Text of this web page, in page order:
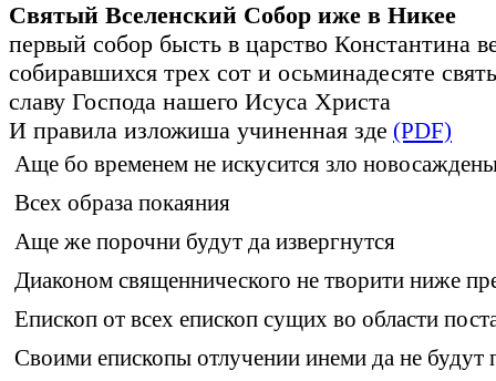
Святый Вселенский Собор иже в Никее
первый собор бысть в царство Константина
собиравшихся трех сот и осьминадесяте
славу Господа нашего Исуса Христа
И правила изложиша учиненная зде (PDF)
Аще бо временем не искусится зло
Всех образа покаяния
Аще же порочни будут да извергнутся
Диаконом священнического не творити ниже
Епископ от всех епископ сущих во области
Своими епископы отлучении инеми да не будут